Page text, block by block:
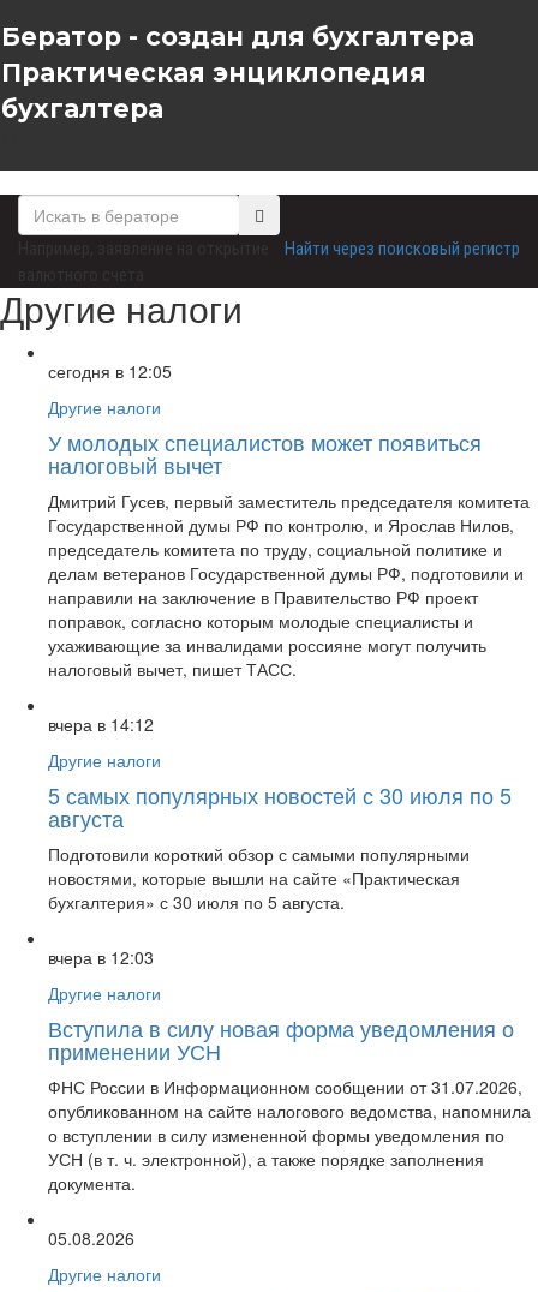
Бератор - создан для бухгалтера
Практическая энциклопедия
бухгалтера
Найти через поисковый регистр
Другие налоги
сегодня в 12:05
Другие налоги
У молодых специалистов может появиться
налоговый вычет
Дмитрий Гусев, первый заместитель председателя комитета
Государственной думы РФ по контролю, и Ярослав Нилов,
председатель комитета по труду, социальной политике и
делам ветеранов Государственной думы РФ, подготовили и
направили на заключение в Правительство РФ проект
поправок, согласно которым молодые специалисты и
ухаживающие за инвалидами россияне могут получить
налоговый вычет, пишет ТАСС.
вчера в 14:12
Другие налоги
5 самых популярных новостей с 30 июля по 5
августа
Подготовили короткий обзор с самыми популярными
новостями, которые вышли на сайте «Практическая
бухгалтерия» с 30 июля по 5 августа.
вчера в 12:03
Другие налоги
Вступила в силу новая форма уведомления о
применении УСН
ФНС России в Информационном сообщении от 31.07.2026,
опубликованном на сайте налогового ведомства, напомнила
о вступлении в силу измененной формы уведомления по
УСН (в т. ч. электронной), а также порядке заполнения
документа.
05.08.2026
Другие налоги